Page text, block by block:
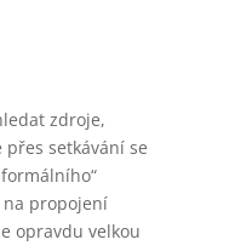
zdroje,
setkávání se
na propojení
opravdu velkou